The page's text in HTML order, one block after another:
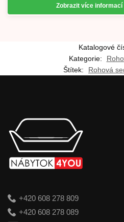
Zobrazit více informací
Katalogové
Kategorie:
Štítek:
Rohová
+420 608 278 809
+420 608 278 089